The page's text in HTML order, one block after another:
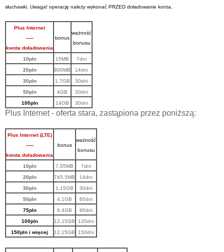
słuchawki. Uwaga! operację należy wykonać PRZED doładowanie konta.
Plus Internet
-----
kwota doładowania
bonus
ważność
bonusu
10pln 15MB
7dni
20pln
800MB
14dni
30pln
1,7GB
30dni
50pln
4GB
30dni
100pln
14GB 30dni
Plus Internet - oferta stara, zastąpiona przez poniższą:
Plus Internet (LTE)
-----
kwota doładowania
bonus
ważność
bonusu
10pln 7,05MB
7dni
20pln
745,5MB
14dni
30pln
1, 15GB
30dni
50pln
4,1GB 60dni
75pln 6,4GB 90dni
100pln
12,15GB 120dni
150pln i więcej 12,15GB 150dni